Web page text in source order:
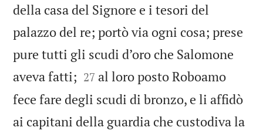
della casa del Signore e i tesori del
palazzo del re; portò via ogni cosa; prese
pure tutti gli scudi d’oro che Salomone
aveva fatti; 

27 al loro posto Roboamo
fece fare degli scudi di bronzo, e li affidò
ai capitani della guardia che custodiva la